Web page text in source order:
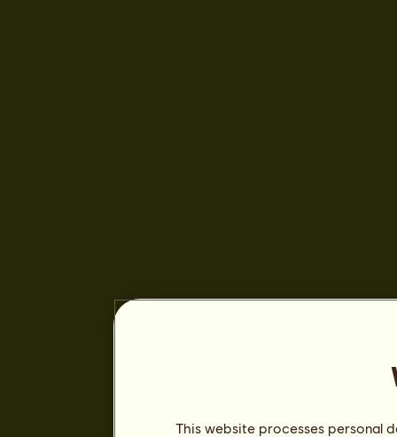
This website processes personal